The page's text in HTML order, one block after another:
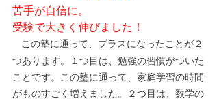
苦手が自信に。
受験で大きく伸びました！
この塾に通って、プラスになったことが２
つあります。１つ目は、勉強の習慣がついた
ことです。この塾に通って、家庭学習の時間
がものすごく増えました。２つ目は、数学の